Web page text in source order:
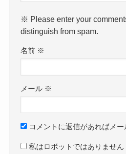
※ Please enter your
distinguish from spam.
名前 ※
メール ※
コメントに返信があればメー
私はロボットではありません